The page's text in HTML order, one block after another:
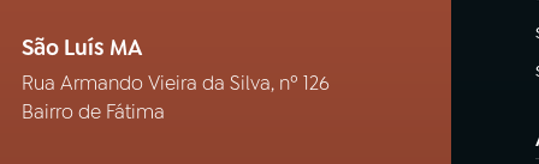
São Luís MA
Rua Armando Vieira da Silva, nº 126
Bairro de Fátima